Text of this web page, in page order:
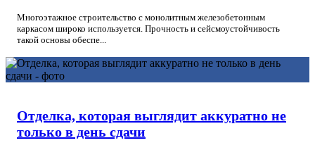
Многоэтажное строительство с монолитным железобетонным
каркасом широко используется. Прочность и сейсмоустойчивость
такой основы обеспе...
Отделка, которая выглядит аккуратно не
только в день сдачи